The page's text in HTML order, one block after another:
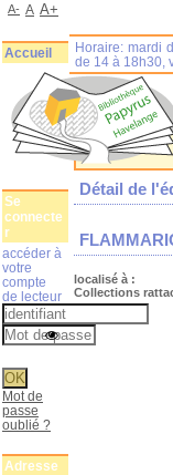
Détail de
localisé à :
Collections
Horaire: mardi
de 14 à 18h30,
A- A A+
Accueil
Se
connecte
r
accéder à
votre
compte
de lecteur
Mot de
passe
oublié ?
Adresse